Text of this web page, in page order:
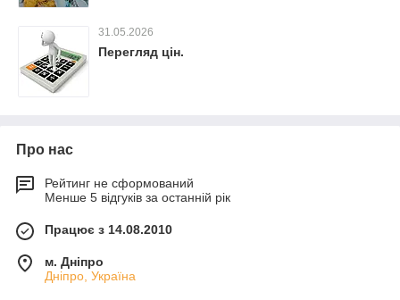
31.05.2026
Перегляд цін.
Про нас
Рейтинг не сформований
Менше 5 відгуків за останній рік
Працює з 14.08.2010
м. Дніпро
Дніпро, Україна